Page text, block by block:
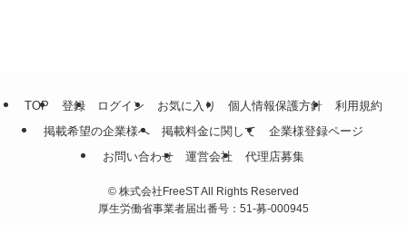
TOP 登録 ログイン お気に入り 個人情報保護方針
利用規約
掲載希望の企業様へ
掲載料金に関して
企業様登録ページ
お問い合わせ
運営会社 代理店募集
© 株式会社FreeST All Rights Reserved
厚生労働省事業者届出番号：51-募-000945